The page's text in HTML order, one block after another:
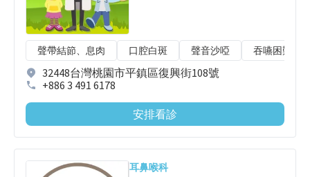
聲帶結節、息肉 口腔白斑 聲音沙啞 吞嚥困難
32448台灣桃園市平鎮區復興街108號
+886 3 491 6178
安排看診
耳鼻喉科